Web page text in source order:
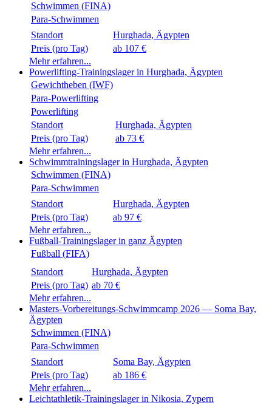
Schwimmen (FINA)
Para-Schwimmen
Standort
Preis (pro Tag)
ab 107 €
Mehr erfahren...
Powerlifting-Trainingslager in Hurghada, Ägypten
Gewichtheben (IWF)
Para-Powerlifting
Powerlifting
Standort
Preis (pro Tag)
ab 73 €
Mehr erfahren...
Schwimmtrainingslager in Hurghada, Ägypten
Schwimmen (FINA)
Para-Schwimmen
Standort
Preis (pro Tag)
ab 97 €
Mehr erfahren...
Fußball-Trainingslager in ganz Ägypten
Fußball (FIFA)
Standort
Preis (pro Tag) ab 70 €
Mehr erfahren...
Masters-Vorbereitungs-Schwimmcamp 2026 — Soma Bay,
Ägypten
Schwimmen (FINA)
Para-Schwimmen
Standort
Preis (pro Tag)
ab 186 €
Mehr erfahren...
Leichtathletik-Trainingslager in Nikosia, Zypern